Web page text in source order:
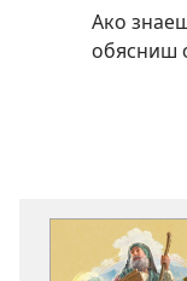
Ако
обясниш